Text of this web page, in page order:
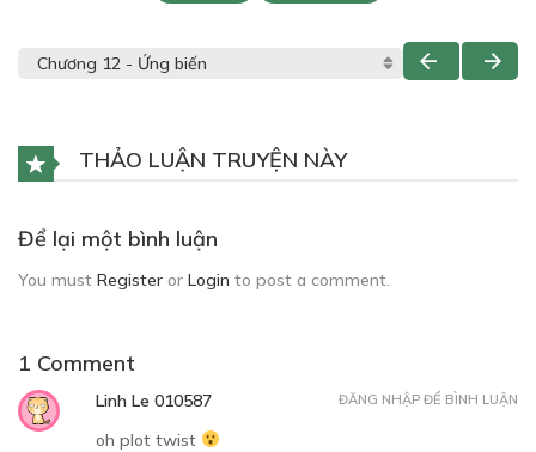
THẢO LUẬN TRUYỆN NÀY
Để lại một bình luận
You must Register or Login to post a comment.
1 Comment
Linh Le 010587
oh plot twist
ĐĂNG NHẬP ĐỂ BÌNH LUẬN